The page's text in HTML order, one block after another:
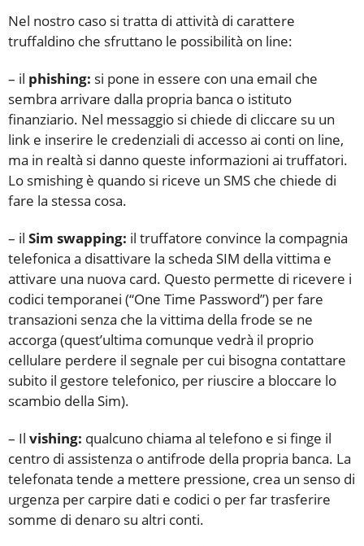
Nel nostro caso si tratta di attività di carattere
truffaldino che sfruttano le possibilità on line:
– il phishing: si pone in essere con una email che
sembra arrivare dalla propria banca o istituto
finanziario. Nel messaggio si chiede di cliccare su un
link e inserire le credenziali di accesso ai conti on line,
ma in realtà si danno queste informazioni ai truffatori.
Lo smishing è quando si riceve un SMS che chiede di
fare la stessa cosa.
– il Sim swapping: il truffatore convince la compagnia
telefonica a disattivare la scheda SIM della vittima e
attivare una nuova card. Questo permette di ricevere i
codici temporanei (“One Time Password”) per fare
transazioni senza che la vittima della frode se ne
accorga (quest’ultima comunque vedrà il proprio
cellulare perdere il segnale per cui bisogna contattare
subito il gestore telefonico, per riuscire a bloccare lo
scambio della Sim).
– Il vishing: qualcuno chiama al telefono e si finge il
centro di assistenza o antifrode della propria banca. La
telefonata tende a mettere pressione, crea un senso di
urgenza per carpire dati e codici o per far trasferire
somme di denaro su altri conti.